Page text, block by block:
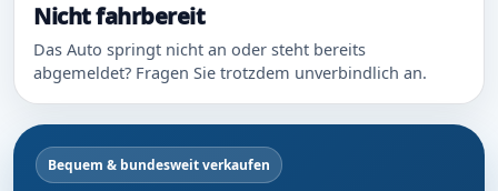
Nicht fahrbereit
Das Auto springt nicht an oder steht bereits
abgemeldet? Fragen Sie trotzdem unverbindlich an.
Bequem & bundesweit verkaufen